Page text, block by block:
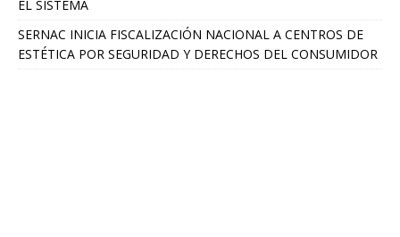
EL SISTEMA
SERNAC INICIA FISCALIZACIÓN NACIONAL A CENTROS DE
ESTÉTICA POR SEGURIDAD Y DERECHOS DEL CONSUMIDOR